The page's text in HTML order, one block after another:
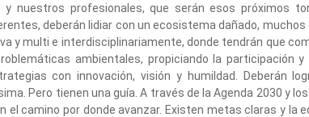
y nuestros profesionales, que serán esos próximos
deberán lidiar con un ecosistema dañado,
y multi e interdisciplinariamente, donde tendrán que
ambientales, propiciando la participación
con innovación, visión y humildad. Deberán
Pero tienen una guía. A través de la Agenda 2030 y
el camino por donde avanzar. Existen metas claras y la